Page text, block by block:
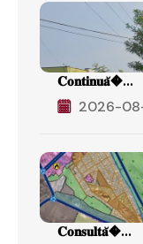
𝐂𝐨𝐧𝐭𝐢𝐧𝐮𝐚̆�...
2026-
𝐂𝐨𝐧𝐬𝐮𝐥𝐭𝐚̆�...